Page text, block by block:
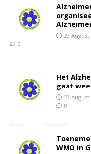
23 August
0
Het
gaat
23 August
0
WMO in